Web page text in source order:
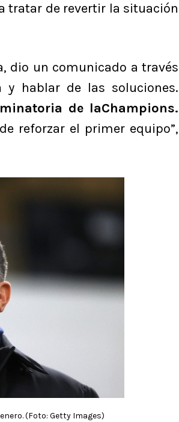
tratar de revertir la situación
dio un comunicado a través
hablar de las soluciones.
de laChampions.
reforzar el primer equipo”,
(Foto: Getty Images)